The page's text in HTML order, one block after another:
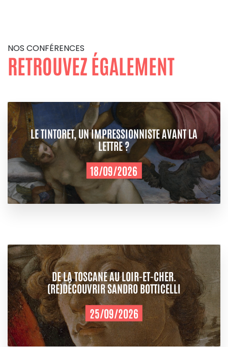
NOS CONFÉRENCES
RETROUVEZ ÉGALEMENT
LE TINTORET, UN IMPRESSIONNISTE AVANT LA
LETTRE ?
18/09/2026
DE LA TOSCANE AU LOIR-ET-CHER.
(RE)DÉCOUVRIR SANDRO BOTTICELLI
25/09/2026